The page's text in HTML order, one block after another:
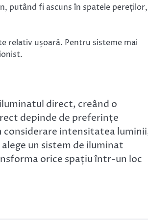
putând fi ascuns în spatele pereților,
relativ ușoară. Pentru sisteme mai
direct, creând o
depinde de preferințe
considerare intensitatea
un sistem de iluminat
orice spațiu într-un loc